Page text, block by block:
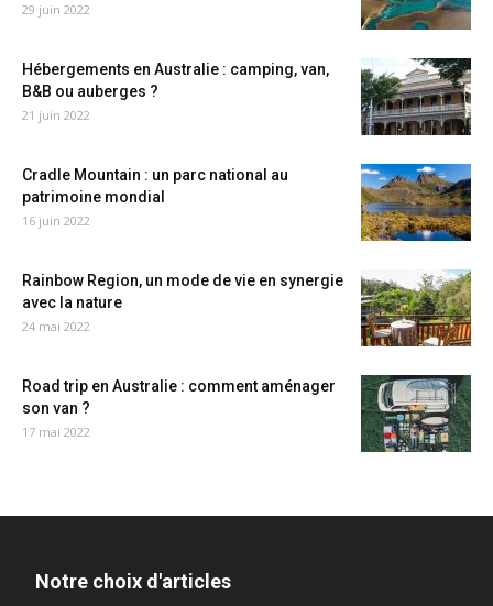
29 juin 2022
Hébergements en Australie : camping, van,
B&B ou auberges ?
21 juin 2022
Cradle Mountain : un parc national au
patrimoine mondial
16 juin 2022
Rainbow Region, un mode de vie en synergie
avec la nature
24 mai 2022
Road trip en Australie : comment aménager
son van ?
17 mai 2022
Notre choix d'articles